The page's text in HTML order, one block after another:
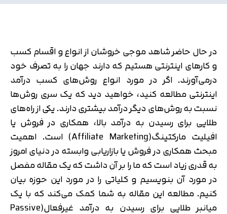
در حال حاضر شاهد موجی خروشان از انواع و اقسام کسب
و کارهای اینترنتی هستیم که دارند جهان را به تصرف خود
درمی‌آورند. اگر در مورد انواع روش‌های کسب درآمد
اینترنتی مطالعه کنید، خواهید دید که یک سری روش‌ها
نسبت به روش‌های دیگر درآمد بیشتری دارند. یکی از راه‌های
طلایی برای رسیدن به درآمد بالا، همکاری در فروش یا
افیلیت مارکتینگ(Affiliate Marketing) است. اهمیت
مبحث همکاری در فروش یا بازاریابی وابسته در دنیای امروز
به قدری زیاد است که ما را بر آن داشت که یک مقاله مفصل
در مورد آن بنویسیم و کلیاتی را در مورد این حوزه بیان
کنیم. مطالعه این مقاله به شما کمک می‌کند که با یک
میانبر طلایی برای رسیدن به درآمد غیرفعال(Passive